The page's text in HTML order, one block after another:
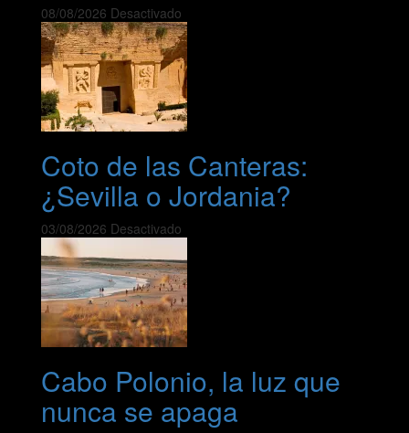
08/08/2026 Desactivado
Coto de las Canteras:
¿Sevilla o Jordania?
03/08/2026 Desactivado
Cabo Polonio, la luz que
nunca se apaga